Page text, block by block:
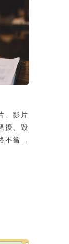
我們
、影片
擾、毀
不當行